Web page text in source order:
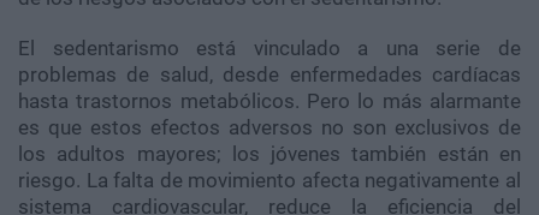
El sedentarismo está vinculado a una serie de
problemas de salud, desde enfermedades cardíacas
hasta trastornos metabólicos. Pero lo más alarmante
es que estos efectos adversos no son exclusivos de
los adultos mayores; los jóvenes también están en
riesgo. La falta de movimiento afecta negativamente al
sistema cardiovascular, reduce la eficiencia del